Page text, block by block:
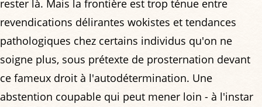
rester là. Mais la frontière est trop ténue entre
revendications délirantes wokistes et tendances
pathologiques chez certains individus qu'on ne
soigne plus, sous prétexte de prosternation devant
ce fameux droit à l'autodétermination. Une
abstention coupable qui peut mener loin - à l'instar